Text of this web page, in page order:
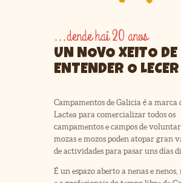
...dende hai 20 anos
UN NOVO XEITO DE
ENTENDER O LECER
Campamentos de Galicia é a marca
Lactea para comercializar todos os
campamentos e campos de
mozas e mozos poden atopar gran
de actividades para pasar uns días
É un espazo aberto a nenas e nenos,